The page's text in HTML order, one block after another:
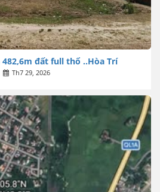
đất full thổ ..Hòa Trí
Th7 29, 2026